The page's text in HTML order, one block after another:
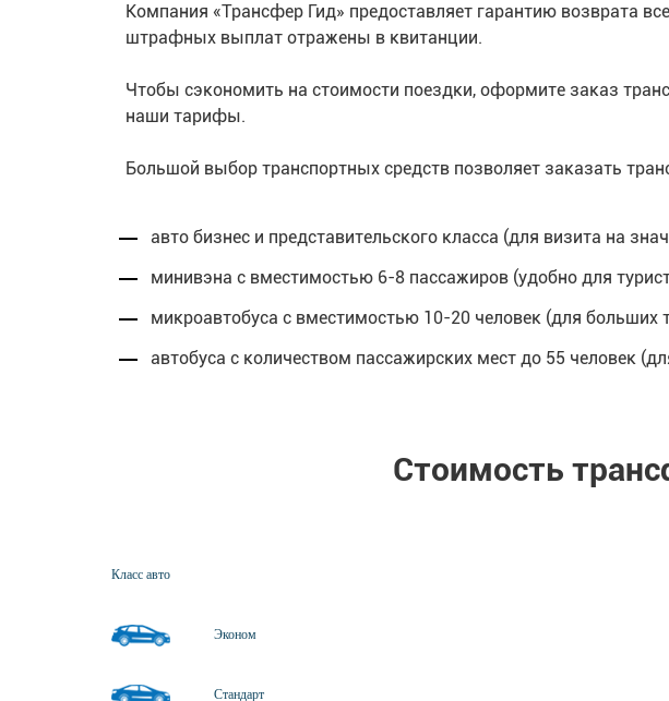
Компания «Трансфер Гид» предоставляет гарантию возврата
штрафных выплат отражены в квитанции.
Чтобы сэкономить на стоимости поездки, оформите заказ
наши тарифы.
Большой выбор транспортных средств позволяет заказать
авто бизнес и представительского класса (для визита на
минивэна с вместимостью 6-8 пассажиров (удобно для
микроавтобуса с вместимостью 10-20 человек (для больших
автобуса с количеством пассажирских мест до 55 человек
Стоимость
Класс авто
Эконом
Стандарт